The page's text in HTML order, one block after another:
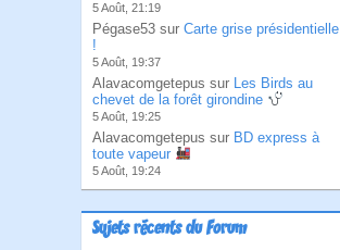
5 Août, 21:19
Pégase53 sur Carte grise présidentielle
!
5 Août, 19:37
Alavacomgetepus sur Les Birds au
chevet de la forêt girondine
5 Août, 19:25
Alavacomgetepus sur BD express à
toute vapeur
5 Août, 19:24
Sujets récents du Forum